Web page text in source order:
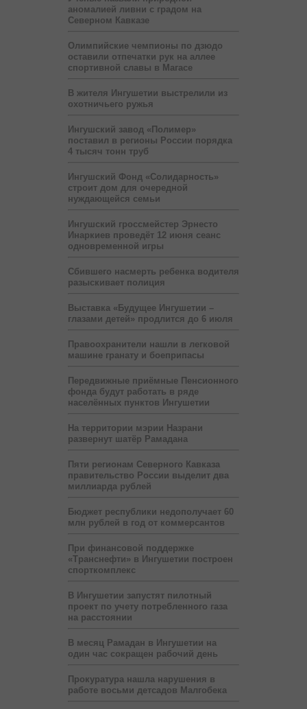
аномалией ливни с градом на
Северном Кавказе
Олимпийские чемпионы по дзюдо
оставили отпечатки рук на аллее
спортивной славы в Магасе
В жителя Ингушетии выстрелили из
охотничьего ружья
Ингушский завод «Полимер»
поставил в регионы России порядка
4 тысяч тонн труб
Ингушский Фонд «Солидарность»
строит дом для очередной
нуждающейся семьи
Ингушский гроссмейстер Эрнесто
Инаркиев проведёт 12 июня сеанс
одновременной игры
Сбившего насмерть ребенка водителя
разыскивает полиция
Выставка «Будущее Ингушетии –
глазами детей» продлится до 6 июля
Правоохранители нашли в легковой
машине гранату и боеприпасы
Передвижные приёмные Пенсионного
фонда будут работать в ряде
населённых пунктов Ингушетии
На территории мэрии Назрани
развернут шатёр Рамадана
Пяти регионам Северного Кавказа
правительство России выделит два
миллиарда рублей
Бюджет республики недополучает 60
млн рублей в год от коммерсантов
При финансовой поддержке
«Транснефти» в Ингушетии построен
спорткомплекс
В Ингушетии запустят пилотный
проект по учету потребленного газа
на расстоянии
В месяц Рамадан в Ингушетии на
один час сокращен рабочий день
Прокуратура нашла нарушения в
работе восьми детсадов Малгобека